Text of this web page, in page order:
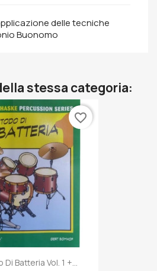
delle tecniche
Buonomo
stessa categoria:
Batteria Vol. 1 +...
favorite_border